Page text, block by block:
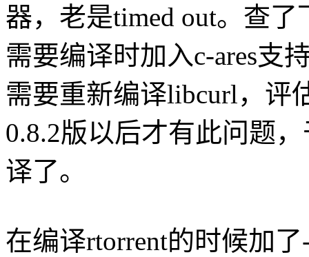
器，老是timed out。查
需要编译时加入c-ares支
需要重新编译libcurl，评
0.8.2版以后才有此问题
译了。
在编译rtorrent的时候加